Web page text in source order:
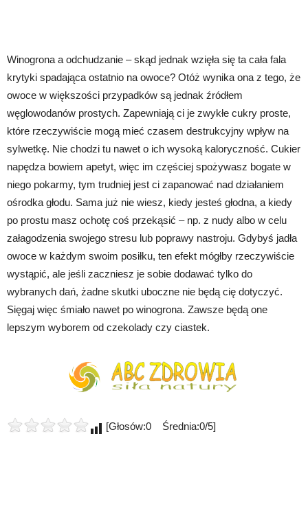
Winogrona a odchudzanie – skąd jednak wzięła się ta cała fala
krytyki spadająca ostatnio na owoce? Otóż wynika ona z tego, że
owoce w większości przypadków są jednak źródłem
węglowodanów prostych. Zapewniają ci je zwykłe cukry proste,
które rzeczywiście mogą mieć czasem destrukcyjny wpływ na
sylwetkę. Nie chodzi tu nawet o ich wysoką kaloryczność. Cukier
napędza bowiem apetyt, więc im częściej spożywasz bogate w
niego pokarmy, tym trudniej jest ci zapanować nad działaniem
ośrodka głodu. Sama już nie wiesz, kiedy jesteś głodna, a kiedy
po prostu masz ochotę coś przekąsić – np. z nudy albo w celu
załagodzenia swojego stresu lub poprawy nastroju. Gdybyś jadła
owoce w każdym swoim posiłku, ten efekt mógłby rzeczywiście
wystąpić, ale jeśli zaczniesz je sobie dodawać tylko do
wybranych dań, żadne skutki uboczne nie będą cię dotyczyć.
Sięgaj więc śmiało nawet po winogrona. Zawsze będą one
lepszym wyborem od czekolady czy ciastek.
[Głosów:0 Średnia:0/5]